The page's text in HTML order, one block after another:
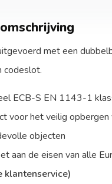
met een
codeslot.
ECB-S EN 1143-1
voor het veilig opbergen
objecten
aan de eisen van alle
klantenservice)